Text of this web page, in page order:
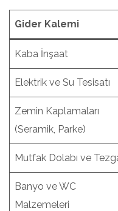
Gider Kalemi
Kaba İnşaat
Elektrik ve Su Tesisatı
Zemin Kaplamaları
(Seramik, Parke)
Mutfak Dolabı ve
Banyo ve WC
Malzemeleri